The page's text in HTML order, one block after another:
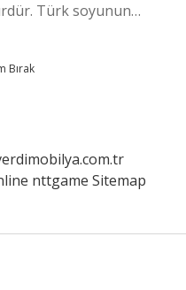
Türk soyunun…
Bırak
nttgame Sitemap